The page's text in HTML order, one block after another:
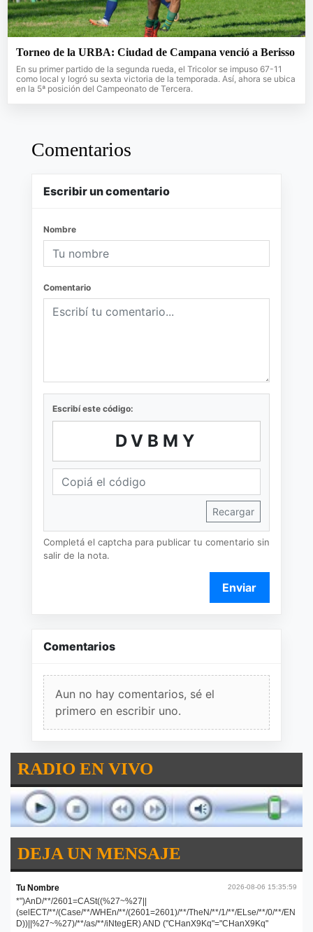
Torneo de la URBA: Ciudad de Campana venció a Berisso
En su primer partido de la segunda rueda, el Tricolor se impuso 67-11
como local y logró su sexta victoria de la temporada. Así, ahora se ubica
en la 5ª posición del Campeonato de Tercera.
Comentarios
Escribir un comentario
Nombre
Comentario
Escribí este código:
DVBMY
Recargar
Completá el captcha para publicar tu comentario sin
salir de la nota.
Enviar
Comentarios
Aun no hay comentarios, sé el
primero en escribir uno.
RADIO EN VIVO
DEJA UN MENSAJE